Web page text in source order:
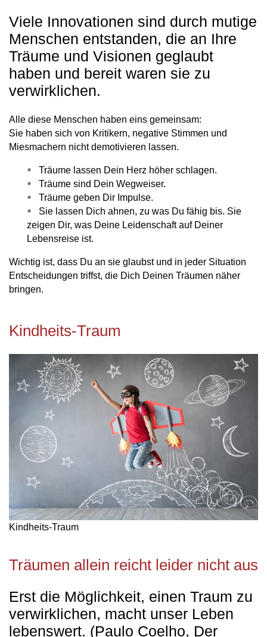
Viele Innovationen sind durch mutige
Menschen entstanden, die an Ihre
Träume und Visionen geglaubt
haben und bereit waren sie zu
verwirklichen.
Alle diese Menschen haben eins gemeinsam:
Sie haben sich von Kritikern, negative Stimmen und
Miesmachern nicht demotivieren lassen.
Träume lassen Dein Herz höher schlagen.
Träume sind Dein Wegweiser.
Träume geben Dir Impulse.
Sie lassen Dich ahnen, zu was Du fähig bis. Sie
zeigen Dir, was Deine Leidenschaft auf Deiner
Lebensreise ist.
Wichtig ist, dass Du an sie glaubst und in jeder Situation
Entscheidungen triffst, die Dich Deinen Träumen näher
bringen.
Kindheits-Traum
Kindheits-Traum
Träumen allein reicht leider nicht aus
Erst die Möglichkeit, einen Traum zu
verwirklichen, macht unser Leben
lebenswert. (Paulo Coelho, Der